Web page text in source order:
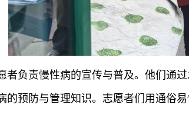
者负责慢性病的宣传与普及。他们通
的预防与管理知识。志愿者们用通俗